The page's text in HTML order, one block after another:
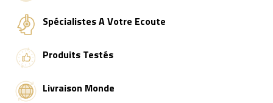
Spécialistes A Votre Ecoute
Produits Testés
Livraison Monde